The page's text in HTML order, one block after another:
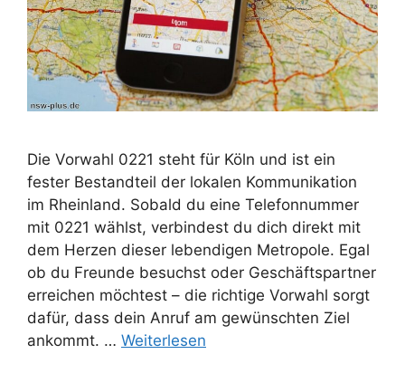
Die Vorwahl 0221 steht für Köln und ist ein
fester Bestandteil der lokalen Kommunikation
im Rheinland. Sobald du eine Telefonnummer
mit 0221 wählst, verbindest du dich direkt mit
dem Herzen dieser lebendigen Metropole. Egal
ob du Freunde besuchst oder Geschäftspartner
erreichen möchtest – die richtige Vorwahl sorgt
dafür, dass dein Anruf am gewünschten Ziel
ankommt. … Weiterlesen